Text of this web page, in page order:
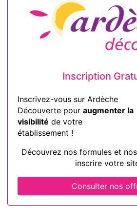
Inscription
Inscrivez-vous sur Ardèche
Découverte pour augmenter la
visibilité de votre
établissement !
Découvrez nos formules et
inscrire votre
Consulter nos